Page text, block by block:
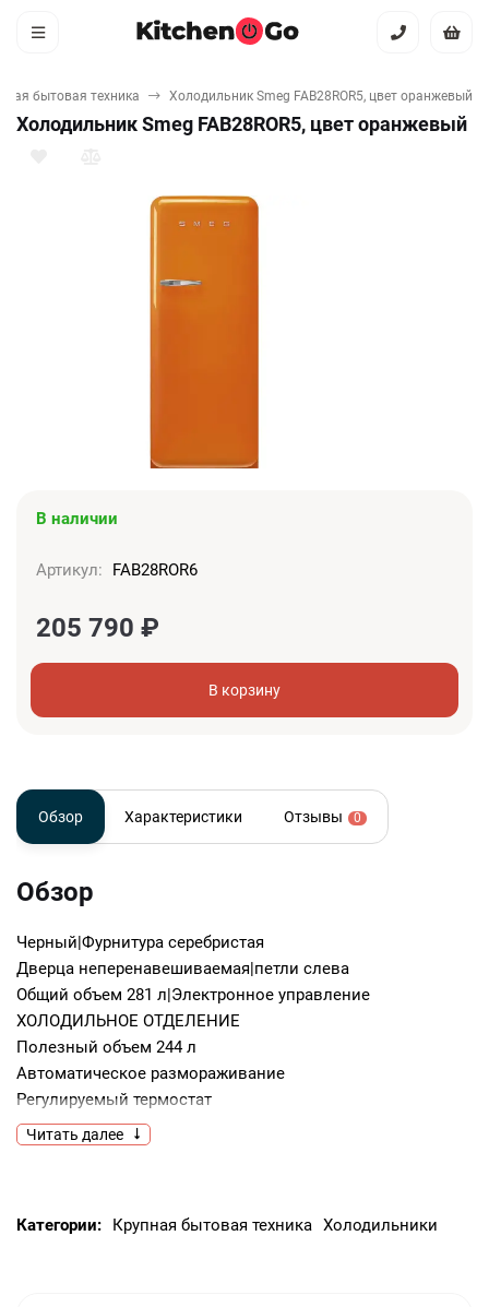
бытовая техника Холодильник Smeg FAB28ROR5, цвет оранжевый
Холодильник Smeg FAB28ROR5, цвет оранжевый
В наличии
Артикул: FAB28ROR6
205 790 ₽
В корзину
Обзор Характеристики Отзывы 0
Обзор
Черный|Фурнитура серебристая
Дверца неперенавешиваемая|петли слева
Общий объем 281 л|Электронное управление
ХОЛОДИЛЬНОЕ ОТДЕЛЕНИЕ
Полезный объем 244 л
Автоматическое размораживание
Регулируемый термостат
Вентилятор
2 регулируемые полки из закаленного стекла
Зона сохранения свежести
Читать далее
Категории: Крупная бытовая техника Холодильники